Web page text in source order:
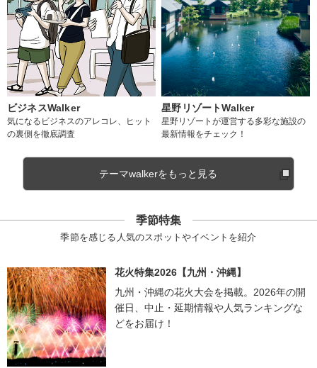
ビジネスWalker
気になるビジネスのアレコレ、ヒット
の裏側を徹底調査
星野リゾートWalker
星野リゾートが運営する多彩な施設の
最新情報をチェック！
テーマwalkerをもっと見る
季節特集
季節を感じる人気のスポットやイベントを紹介
花火特集2026【九州・沖縄】
九州・沖縄の花火大会を掲載。2026年の開
催日、中止・延期情報や人気ランキングな
どをお届け！